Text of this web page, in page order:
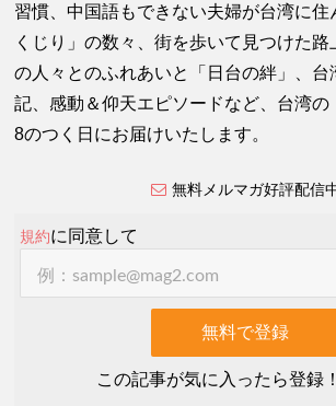
習慣、中国語もできない夫婦が台湾に住
くじり」の数々、街を歩いて見つけた
の人々とのふれあいと「日台の絆」、台
記、感動＆仰天エピソードなど、台湾の
8のつく日にお届けいたします。
無料メルマガ好評配信
規約に同意して
この記事が気に入ったら登録